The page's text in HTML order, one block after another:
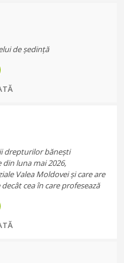
de ședință
drepturilor bănești
luna mai 2026,
Valea Moldovei și care are
cea în care profesează